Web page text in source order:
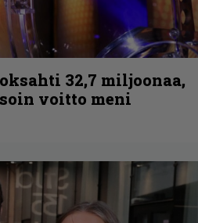
32,7 miljoonaa,
voitto meni